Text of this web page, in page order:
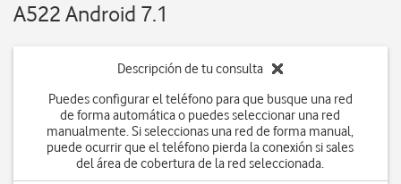
A522 Android 7.1
Descripción de tu consulta
Puedes configurar el teléfono para que busque una red
de forma automática o puedes seleccionar una red
manualmente. Si seleccionas una red de forma manual,
puede ocurrir que el teléfono pierda la conexión si sales
del área de cobertura de la red seleccionada.